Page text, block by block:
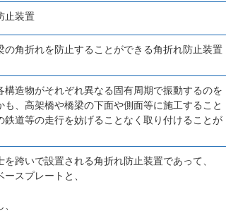
止装置
角折れを防止することができる角折れ防止装置
造物がそれぞれ異なる固有周期で振動するのを
、高架橋や橋梁の下面や側面等に施工すること
道等の走行を妨げることなく取り付けることが
跨いで設置される角折れ防止装置であって、
スプレートと、